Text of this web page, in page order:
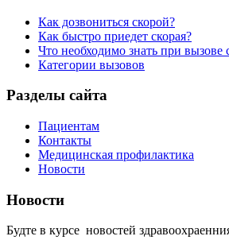
Как дозвониться скорой?
Как быстро приедет скорая?
Что необходимо знать при вызове
Категории вызовов
Разделы сайта
Пациентам
Контакты
Медицинская профилактика
Новости
Новости
Будте в курсе новостей